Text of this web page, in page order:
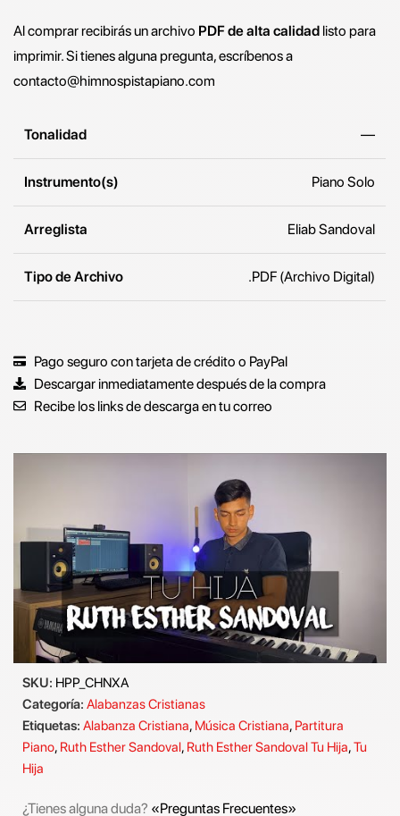
Al comprar recibirás un archivo PDF de alta calidad listo para
imprimir. Si tienes alguna pregunta, escríbenos a
contacto@himnospistapiano.com
Tonalidad —
Instrumento(s) Piano Solo
Arreglista Eliab Sandoval
Tipo de Archivo .PDF (Archivo Digital)
Pago seguro con tarjeta de crédito o PayPal
Descargar inmediatamente después de la compra
Recibe los links de descarga en tu correo
SKU: HPP_CHNXA
Categoría: Alabanzas Cristianas
Etiquetas: Alabanza Cristiana, Música Cristiana, Partitura
Piano, Ruth Esther Sandoval, Ruth Esther Sandoval Tu Hija,Tu
Hija
¿Tienes alguna duda? «Preguntas Frecuentes»